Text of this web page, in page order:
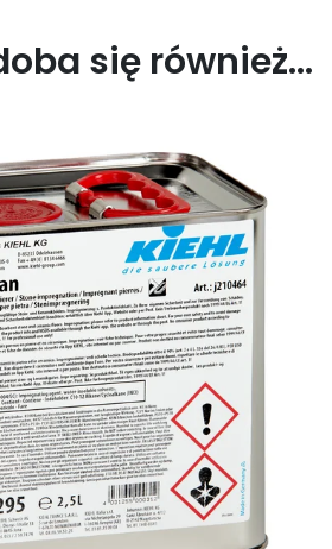
się również…